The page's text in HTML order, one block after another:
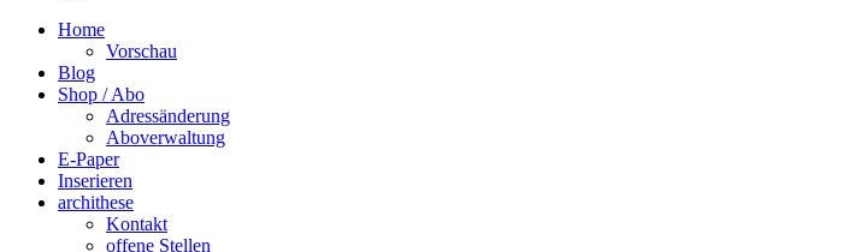
Home
Vorschau
Blog
Shop / Abo
Adressänderung
Aboverwaltung
E-Paper
Inserieren
archithese
Kontakt
offene Stellen